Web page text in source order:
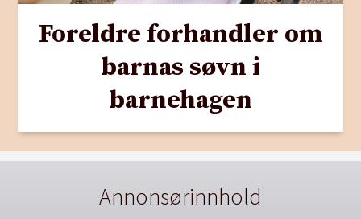
Foreldre forhandler om
barnas søvn i
barnehagen
Annonsørinnhold